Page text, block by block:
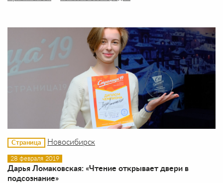
Страница Новосибирск
28 февраля 2019
Дарья Ломаковская: «Чтение открывает двери в
подсознание»